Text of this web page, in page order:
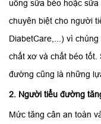
uống sữa béo hoặc
chuyên biệt cho người
DiabetCare,...) vì
chất xơ và chất béo tốt.
đường cũng là những
2. Người tiểu đường
Mức tăng cân an toàn